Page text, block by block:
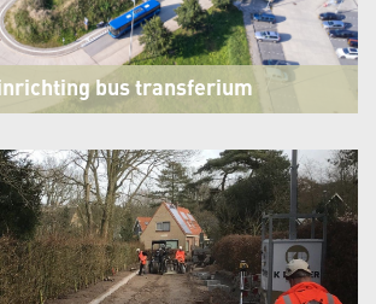
bus transferium